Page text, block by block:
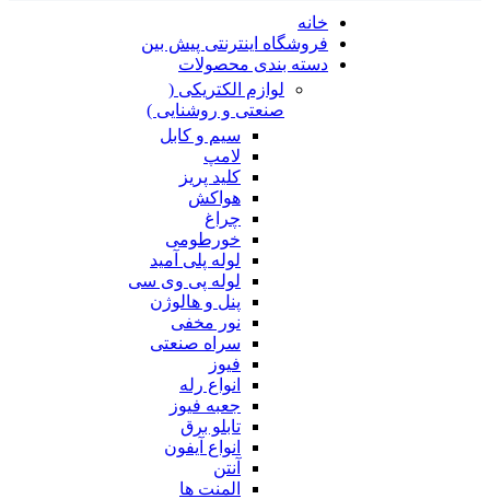
خانه
فروشگاه اینترنتی پیش بین
دسته بندی محصولات
لوازم الکتریکی (
صنعتی و روشنایی )
سیم و کابل
لامپ
کلید پریز
هواکش
چراغ
خورطومی
لوله پلی آمید
لوله پی وی سی
پنل و هالوژن
نور مخفی
سراه صنعتی
فیوز
انواع رله
جعبه فیوز
تابلو برق
انواع آیفون
آنتن
المنت ها